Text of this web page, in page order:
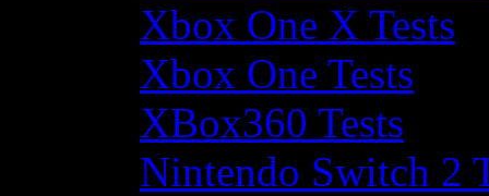
Xbox One X Tests
Xbox One Tests
XBox360 Tests
Nintendo Switch 2